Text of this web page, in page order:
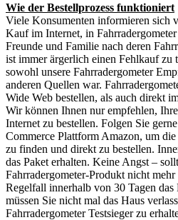
Wie der Bestellprozess funktioniert
Viele Konsumenten informieren sich
Kauf im Internet, in
Freunde und Familie nach deren
ist immer ärgerlich einen Fehlkauf zu
sowohl unsere Fahrradergometer
anderen Quellen war.
Wide Web bestellen, als auch direkt
Wir können Ihnen nur empfehlen,
Internet zu bestellen. Folgen Sie
Commerce Plattform Amazon, um
zu finden und direkt zu bestellen.
das Paket erhalten. Keine Angst –
Fahrradergometer-Produkt nicht
Regelfall innerhalb von 30 Tagen das
müssen Sie nicht mal das Haus
Fahrradergometer Testsieger zu